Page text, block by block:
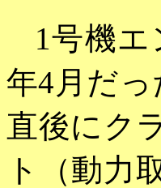
1号機エ
年4月だ
直後にク
ト（動力